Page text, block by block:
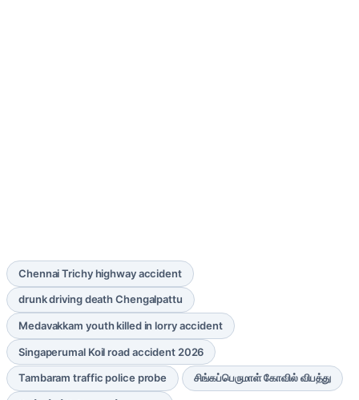
Chennai Trichy highway accident
drunk driving death Chengalpattu
Medavakkam youth killed in lorry accident
Singaperumal Koil road accident 2026
Tambaram traffic police probe சிங்கப்பெருமாள் கோவில் விபத்து